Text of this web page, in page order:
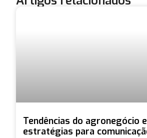
Tendências do agronegócio
estratégias para